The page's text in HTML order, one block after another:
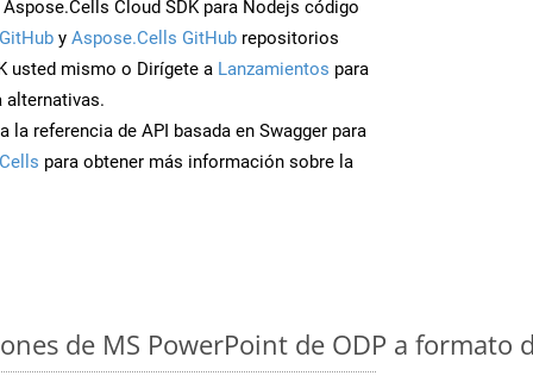
Cloud SDK para Nodejs código
y Aspose.Cells GitHub repositorios
usted mismo o Dirígete a Lanzamientos para
alternativas.
la referencia de API basada en Swagger para
para obtener más información sobre la
de MS PowerPoint de ODP a formato